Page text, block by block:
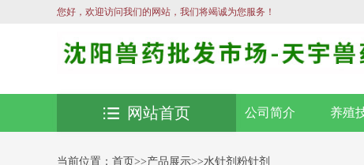
您好，欢迎访问我们的网站，我们将竭诚为您服务！
公司简介 养殖
网站首页
当前位置： 首页>>产品展示>>水针剂粉针剂